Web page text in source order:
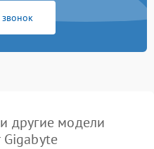
звонок
другие модели
Gigabyte